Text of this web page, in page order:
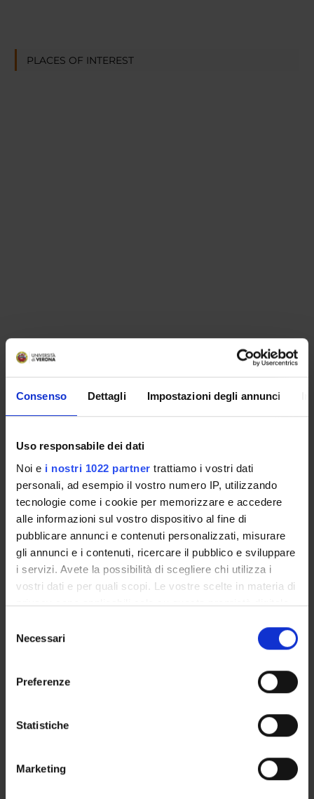
Consenso Dettagli Impostazioni degli annunci
Uso responsabile dei dati
Noi e i nostri 1022 partner trattiamo i vostri dati
personali, ad esempio il vostro numero IP, utilizzando
tecnologie come i cookie per memorizzare e accedere
alle informazioni sul vostro dispositivo al fine di
pubblicare annunci e contenuti personalizzati, misurare
gli annunci e i contenuti, ricercare il pubblico e sviluppare
i servizi. Avete la possibilità di scegliere chi utilizza i
vostri dati e per quali scopi. Le vostre scelte in materia di
privacy sono applicabili solo su questa proprietà digitale
modificare o revocare il proprio consenso in qualsiasi
momento dalla Dichiarazione sui cookie o facendo clic
raccogliere informazioni sulla tua posizione
geografica, con un'approssimazione di qualche
Identificare il tuo dispositivo, scansionandolo
delNecessari
Preferenze
Statistiche
Marketing
PLACES OF INTEREST
ORGANISATION
DEPARTMENT ADMINISTRATION OFFICES
STUDENT ADMINISTRATION OFFICES
DEPARTMENT FACILITIES
RESEARCH LABORATORIES
RESEARCH CENTRES